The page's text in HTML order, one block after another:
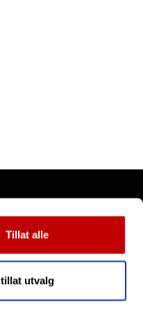
Tillat alle
tillat utvalg